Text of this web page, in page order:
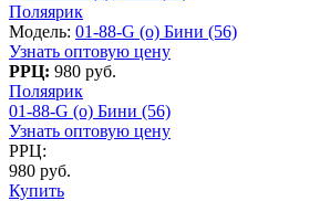
Поляярик
Модель: 01-88-G (о) Бини (56)
Узнать оптовую цену
РРЦ: 980 руб.
Поляярик
01-88-G (о) Бини (56)
Узнать оптовую цену
РРЦ:
980 руб.
Купить